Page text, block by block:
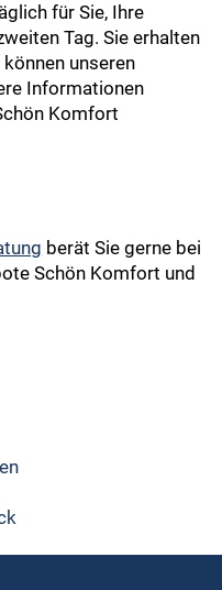
für Sie, Ihre
Tag. Sie erhalten
unseren
Informationen
Komfort
berät Sie gerne bei
Schön Komfort und